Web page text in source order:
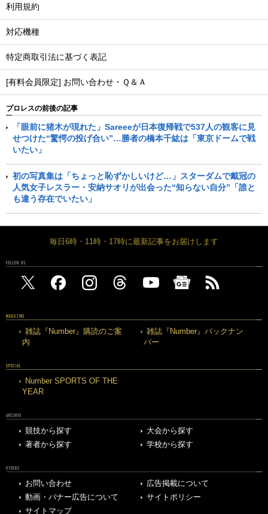
利用規約
対応機種
特定商取引法に基づく表記
[有料会員限定] お問い合わせ・Ｑ＆Ａ
プロレスの前後の記事
「眼前に猪木が現れた」Sareeeが日本復帰戦で537人の観客に見
せつけた“驚愕の投げ合い”…勝者の橋本千紘は「東京ドームで戦
いたい」
初の写真集は「ちょっと恥ずかしいけど…」スターダムで戴冠の
人気女子レスラー・安納サオリが出会った“知らない自分”「誰と
も違う存在でいたい」
毎日6時・11時・17時に最新記事をお届けします
FOLLOW US
MAGAZINE
雑誌『Number』購読のご案
内
雑誌『Number』バックナン
バー
SPECIAL
Number SPORTS OF THE
YEAR
ARCHIVE
競技から探す
大会から探す
著者から探す
学校から探す
OTHERS
お問い合わせ
広告掲載について
動画・バナー広告について
サイトポリシー
サイトマップ